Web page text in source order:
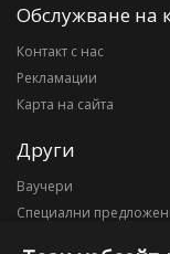
Обслужване на
Контакт с нас
Рекламации
Карта на сайта
Други
Ваучери
Специални